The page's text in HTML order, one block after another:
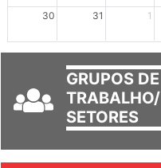
30 31 1
GRUPOS DE
TRABALHO/
SETORES